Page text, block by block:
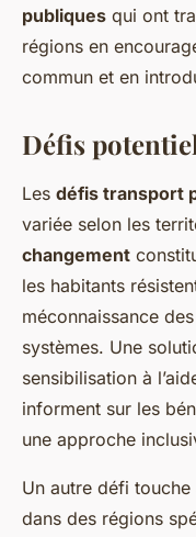
publiques qui ont
régions en
commun et en
Défis
Les défis transport
variée selon les
changement
les habitants
méconnaissance
systèmes. Une
sensibilisation à
informent sur les
une approche
Un autre défi
dans des régions